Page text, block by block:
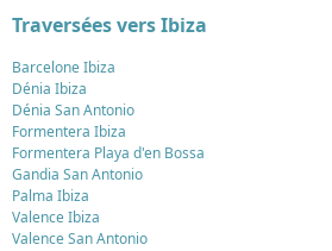
Traversées vers Ibiza
Barcelone Ibiza
Dénia Ibiza
Dénia San Antonio
Formentera Ibiza
Formentera Playa d'en Bossa
Gandia San Antonio
Palma Ibiza
Valence Ibiza
Valence San Antonio